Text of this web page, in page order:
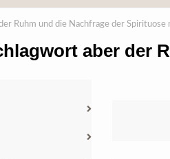
Ruhm und die Nachfrage der
aber der